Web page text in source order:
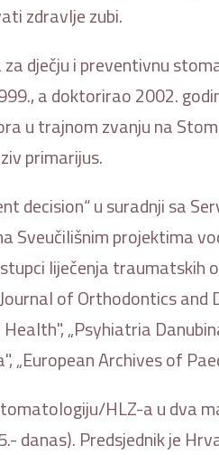
zdravlje zubi.
dječju i preventivnu
a doktorirao 2002.
u trajnom zvanju na
primarijus.
u suradnji sa
projektima
liječenja traumatskih
of Orthodontics
„Psyhiatria
„European Archives of
HLZ-a u dva
danas). Predsjednik je